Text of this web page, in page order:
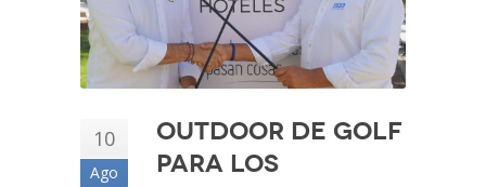
10
Ago
Outdoor de golf
para los